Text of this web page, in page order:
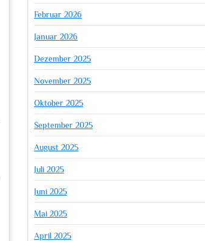
Februar 2026
Januar 2026
Dezember 2025
November 2025
Oktober 2025
September 2025
August 2025
Juli 2025
Juni 2025
Mai 2025
April 2025